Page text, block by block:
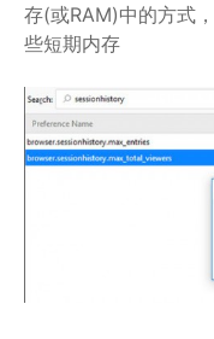
存(或RAM)中的方式
些短期内存